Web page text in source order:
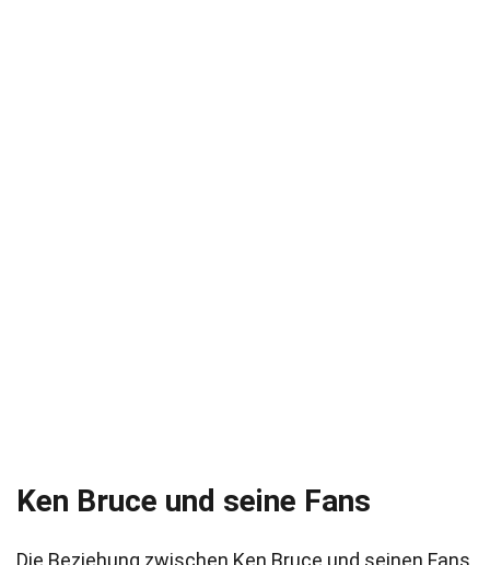
Ken Bruce und seine Fans
Die Beziehung zwischen Ken Bruce und seinen Fans